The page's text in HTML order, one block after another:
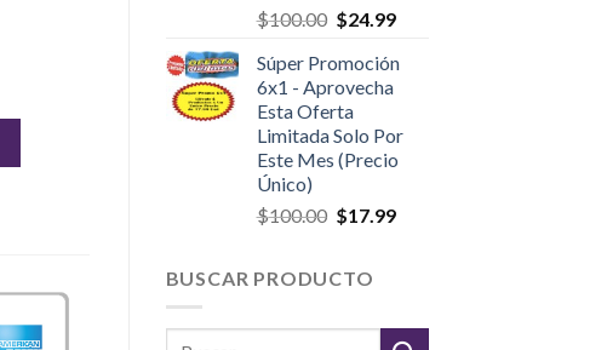
$100.00 $24.99
Súper Promoción
6x1 - Aprovecha
Esta Oferta
Limitada Solo Por
Este Mes (Precio
Único)
$100.00 $17.99
BUSCAR PRODUCTO